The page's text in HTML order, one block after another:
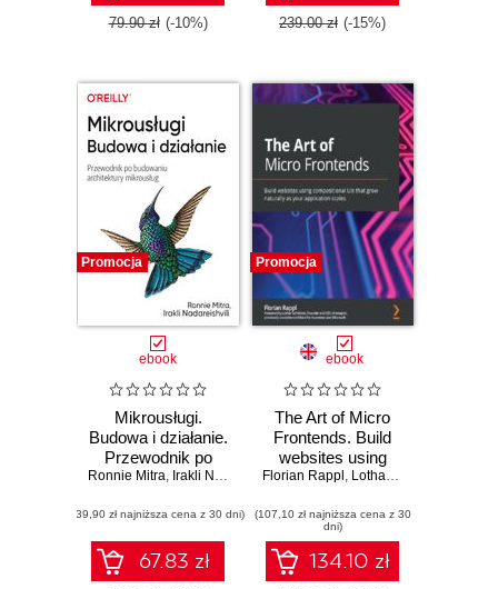
79.90 zł (-10%) 239.00 zł (-15%)
Promocja
ebook
Mikrousługi.
Budowa i działanie.
Przewodnik po
budowaniu
mikrousług
Ronnie Mitra, Irakli Nadareishvili
(39,90 zł najniższa cena z 30 dni)
67.83 zł
Promocja
ebook
The Art of Micro
Frontends. Build
websites using
compositional UIs
as your application
scales
Florian Rappl , Lothar Schöttner
(107,10 zł najniższa cena z 30
dni)
134.10 zł